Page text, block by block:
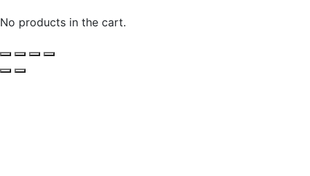
No products in the cart.